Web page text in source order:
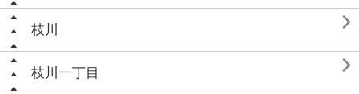
枝川 
枝川一丁目 